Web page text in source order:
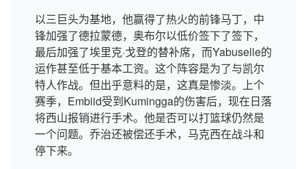
以三巨头为基地，他赢得了热火的前锋马丁，中
锋加强了德拉蒙德，奥布尔以低价签下了签下，
最后加强了埃里克·戈登的替补席，而Yabuselle的
运作甚至低于基本工资。这个阵容是为了与凯尔
特人作战。但出乎意料的是，这真是惨淡。上个
赛季，Embiid受到Kumingga的伤害后，现在日落
将西山报销进行手术。他是否可以打篮球仍然是
一个问题。乔治还被偿还手术，马克西在战斗和
停下来。